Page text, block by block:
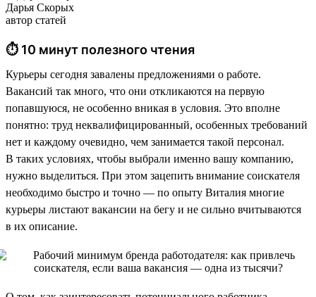
Дарья Скорых
автор статей
⏱ 10 минут полезного чтения
Курьеры сегодня завалены предложениями о работе.
Вакансий так много, что они откликаются на первую
попавшуюся, не особенно вникая в условия. Это вполне
понятно: труд неквалифицированный, особенных требований
нет и каждому очевидно, чем занимается такой персонал.
В таких условиях, чтобы выбрали именно вашу компанию,
нужно выделиться. При этом зацепить внимание соискателя
необходимо быстро и точно — по опыту Виталия многие
курьеры листают вакансии на бегу и не сильно вчитываются
в их описание.